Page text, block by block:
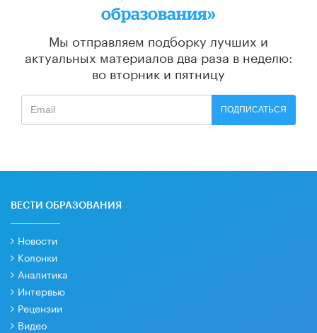
образования»
Мы отправляем подборку лучших и
актуальных материалов два раза в неделю:
во вторник и пятницу
ПОДПИСАТЬСЯ
ВЕСТИ ОБРАЗОВАНИЯ
Новости
Колонки
Аналитика
Интервью
Рецензии
Видео